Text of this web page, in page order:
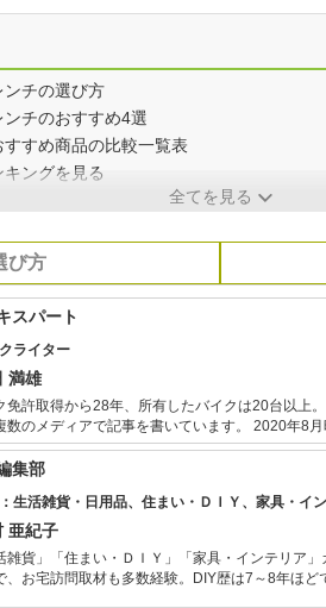
チの選び方
チのおすすめ4選
すすめ商品の比較一覧表
ングを見る
全てを見る
び方
スパート
ライター
満雄
免許取得から28年、所有したバイクは20台以上
数のメディアで記事を書いています。 2020年8
。 一日中バイクに乗っているのが好き。過去
1日450kmツーリングなども。
集部
生活雑貨・日用品、住まい・ＤＩＹ、家具・イ
亜紀子
雑貨」「住まい・ＤＩＹ」「家具・インテリア
、お宅訪問取材も多数経験。DIY歴は7～8年ほ